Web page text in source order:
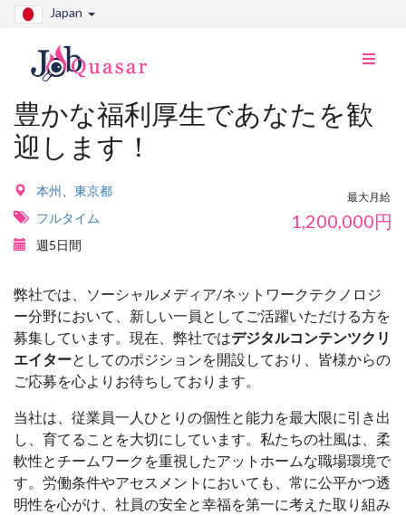
Japan
ナ
り
豊かな福利厚生であなたを歓
迎します！
本州
東京都
フルタイム
週5日間
最大月給
1,200,000円
弊社では、ソーシャルメディア/ネットワークテクノロジ
ー分野において、新しい一員としてご活躍いただける方を
募集しています。現在、弊社ではデジタルコンテンツクリ
エイターとしてのポジションを開設しており、皆様からの
ご応募を心よりお待ちしております。
当社は、従業員一人ひとりの個性と能力を最大限に引き出
し、育てることを大切にしています。私たちの社風は、柔
軟性とチームワークを重視したアットホームな職場環境で
す。労働条件やアセスメントにおいても、常に公平かつ透
明性を心がけ、社員の安全と幸福を第一に考えた取り組み